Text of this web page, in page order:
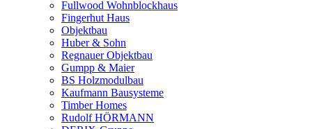
Fullwood Wohnblockhaus
Fingerhut Haus
Objektbau
Huber & Sohn
Regnauer Objektbau
Gumpp & Maier
BS Holzmodulbau
Kaufmann Bausysteme
Timber Homes
Rudolf HÖRMANN